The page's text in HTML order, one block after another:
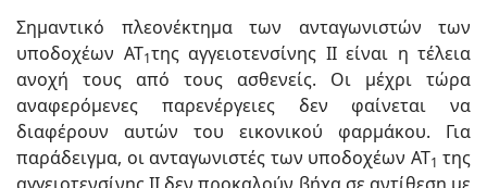
Σημαντικό πλεονέκτημα των ανταγωνιστών των
υποδοχέων ΑΤ1της αγγειοτενσίνης ΙΙ είναι η τέλεια
ανοχή τους από τους ασθενείς. Οι μέχρι τώρα
αναφερόμενες παρενέργειες δεν φαίνεται να
διαφέρουν αυτών του εικονικού φαρμάκου. Για
παράδειγμα, οι ανταγωνιστές των υποδοχέων ΑΤ1 της